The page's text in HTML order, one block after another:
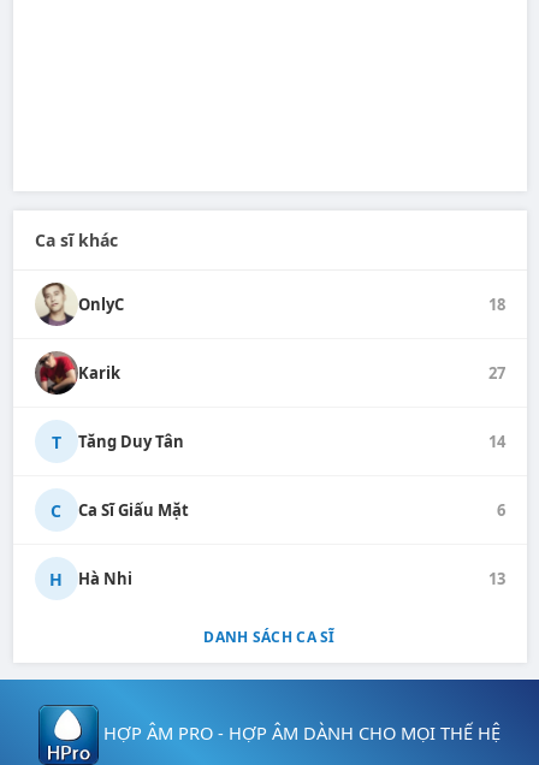
Ca sĩ khác
OnlyC 18
Karik 27
T Tăng Duy Tân 14
C Ca Sĩ Giấu Mặt 6
H Hà Nhi 13
DANH SÁCH CA SĨ
HỢP ÂM PRO - HỢP ÂM DÀNH CHO MỌI THẾ HỆ